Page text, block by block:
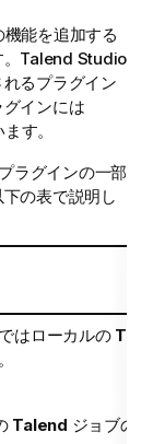
機能を追加する
Talend Studio
るプラグイン
インには
す。
ラグインの一部
の表で説明し
はローカルの
Talend ジョブの